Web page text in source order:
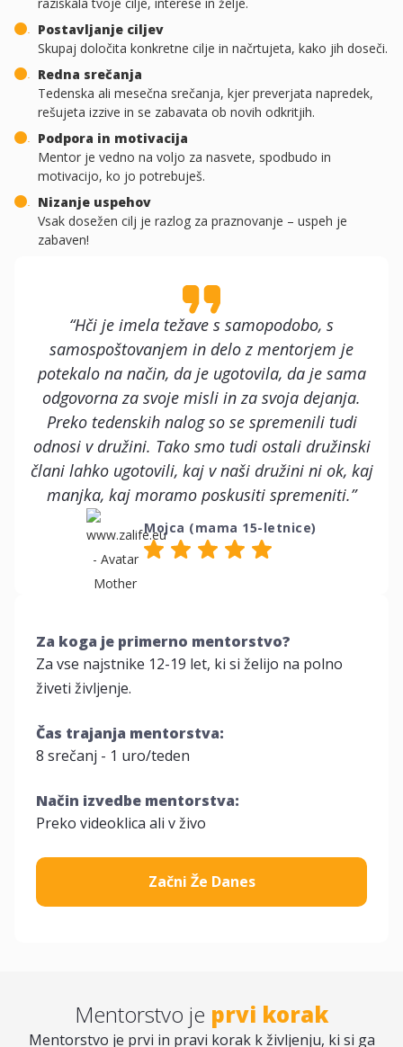
.
Postavljanje ciljev
Skupaj določita konkretne cilje in načrtujeta, kako jih doseči.
.
Redna srečanja
Tedenska ali mesečna srečanja, kjer preverjata napredek,
rešujeta izzive in se zabavata ob novih odkritjih.
.
Podpora in motivacija
Mentor je vedno na voljo za nasvete, spodbudo in
motivacijo, ko jo potrebuješ.
.
Nizanje uspehov
Vsak dosežen cilj je razlog za praznovanje – uspeh je
zabaven!
“Hči je imela težave s samopodobo, s
samospoštovanjem in delo z mentorjem je
potekalo na način, da je ugotovila, da je sama
odgovorna za svoje misli in za svoja dejanja.
Preko tedenskih nalog so se spremenili tudi
odnosi v družini. Tako smo tudi ostali družinski
člani lahko ugotovili, kaj v naši družini ni ok, kaj
manjka, kaj moramo poskusiti spremeniti.”
Mojca (mama 15-letnice)
Za koga je primerno mentorstvo?
Za vse najstnike 12-19 let, ki si želijo na polno
živeti življenje.
Čas trajanja mentorstva:
8 srečanj - 1 uro/teden
Način izvedbe mentorstva:
Preko videoklica ali v živo
Začni Že Danes
Mentorstvo je prvi korak
Mentorstvo je prvi in pravi korak k življenju, ki si ga